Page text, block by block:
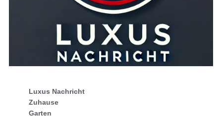
Luxus Nachricht
Zuhause
Garten